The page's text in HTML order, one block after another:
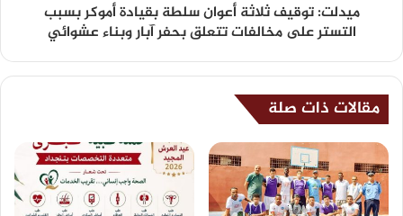
ميدلت: توقيف ثلاثة أعوان سلطة بقيادة أموكر بسبب
التستر على مخالفات تتعلق بحفر آبار وبناء عشوائي
مقالات ذات صلة